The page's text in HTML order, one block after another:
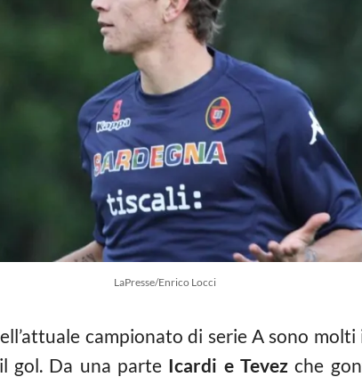
LaPresse/Enrico Locci
campionato di serie A sono
gol. Da una parte Icardi e Tevez che